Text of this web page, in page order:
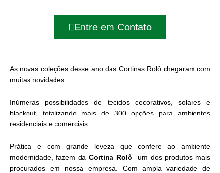
Entre em Contato
As novas coleções desse ano das Cortinas Rolô chegaram com
muitas novidades
Inúmeras possibilidades de tecidos decorativos, solares e
blackout, totalizando mais de 300 opções para ambientes
residenciais e comerciais.
Prática e com grande leveza que confere ao ambiente
modernidade, fazem da Cortina Rolô um dos produtos mais
procurados em nossa empresa. Com ampla variedade de